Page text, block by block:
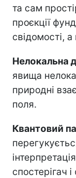
та сам
проєкції
свідомості, а
Нелокальна
явища
природні
поля.
Квантовий
спостерігач